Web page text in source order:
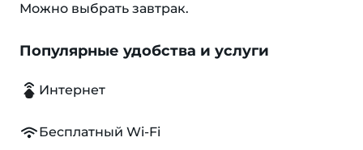
Можно выбрать завтрак.
Популярные удобства и услуги
Интернет
Бесплатный Wi-Fi